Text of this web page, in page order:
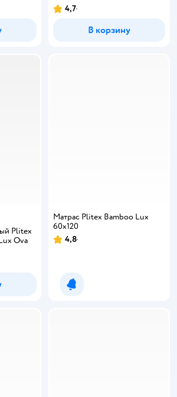
Рейтинг:
4,7
В корзину
Plitex
Ova
Матрас Plitex Bamboo Lux
60х120
Рейтинг:
4,8
Уведомить о появлении